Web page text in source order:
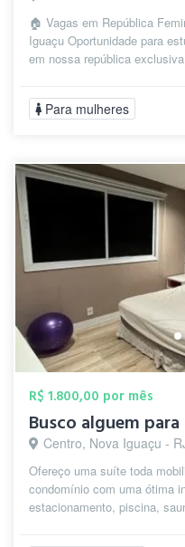
🏠 Vagas em República
Iguaçu Oportunidade para
em nossa república
Para mulheres
R$ 1.800,00 por mês
Centro, Nova Iguaçu -
Ofereço uma suíte toda
condomínio com uma ótima
estacionamento, piscina,